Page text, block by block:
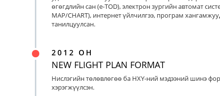
өгөгдлийн сан (e-TOD), электрон зургийн автомат
MAP/CHART), интернет үйлчилгээ, програм
танилцуулсан.
2012 ОН
NEW FLIGHT PLAN FORMAT
Нислэгийн төлөвлөгөө ба НХҮ-ний мэдээний шинэ
хэрэгжүүлсэн.